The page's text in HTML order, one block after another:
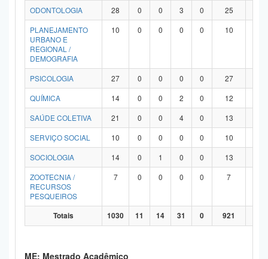
ODONTOLOGIA
28 0 0 3 0 25
PLANEJAMENTO
URBANO E
REGIONAL /
DEMOGRAFIA
10 0 0 0 0 10
PSICOLOGIA 27 0 0 0 0 27
QUÍMICA
14 0 0 2 0 12
SAÚDE COLETIVA
21 0 0 4 0 13
SERVIÇO SOCIAL
10 0 0 0 0 10
SOCIOLOGIA
14 0 1 0 0 13
ZOOTECNIA /
RECURSOS
PESQUEIROS
7 0 0 0 0 7
Totais 1030 11 14 31 0 921
ME: Mestrado Acadêmico